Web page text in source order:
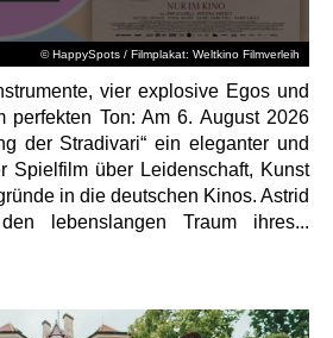
© HappySpots / Filmplakat: Weltkino Filmverleih
vier explosive Egos und
perfekten Ton: Am 6. August 2026
der Stradivari“ ein eleganter und
Spielfilm über Leidenschaft, Kunst
in die deutschen Kinos. Astrid
lebenslangen Traum ihres...